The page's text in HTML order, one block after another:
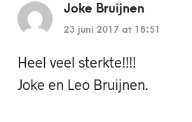
Joke Bruijnen
23 juni 2017 at 18:51
Heel veel sterkte!!!!
Joke en Leo Bruijnen.